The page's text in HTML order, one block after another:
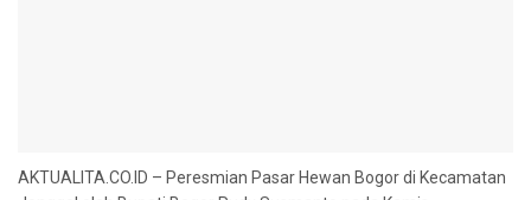
AKTUALITA.CO.ID – Peresmian Pasar Hewan Bogor di Kecamatan